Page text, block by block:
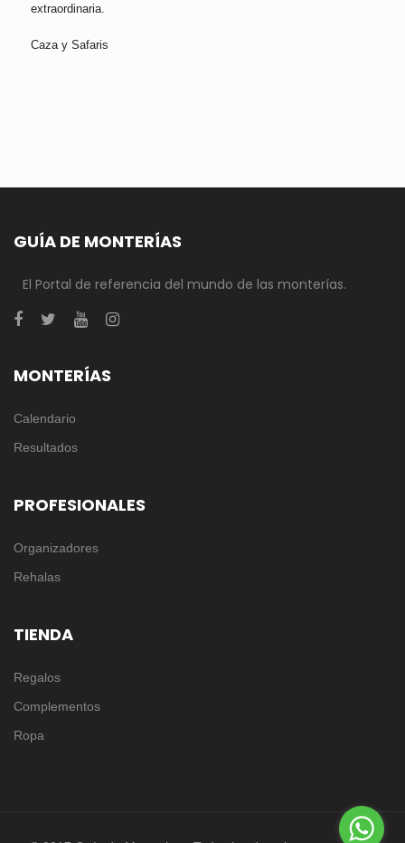
extraordinaria.
Caza y Safaris
GUÍA DE MONTERÍAS
El Portal de referencia del mundo de las monterías.
MONTERÍAS
Calendario
Resultados
PROFESIONALES
Organizadores
Rehalas
TIENDA
Regalos
Complementos
Ropa